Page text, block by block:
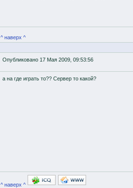
^ наверх ^
Опубликовано 17 Мая 2009, 09:53:56
а на где играть то?? Сервер то какой?
^ наверх ^